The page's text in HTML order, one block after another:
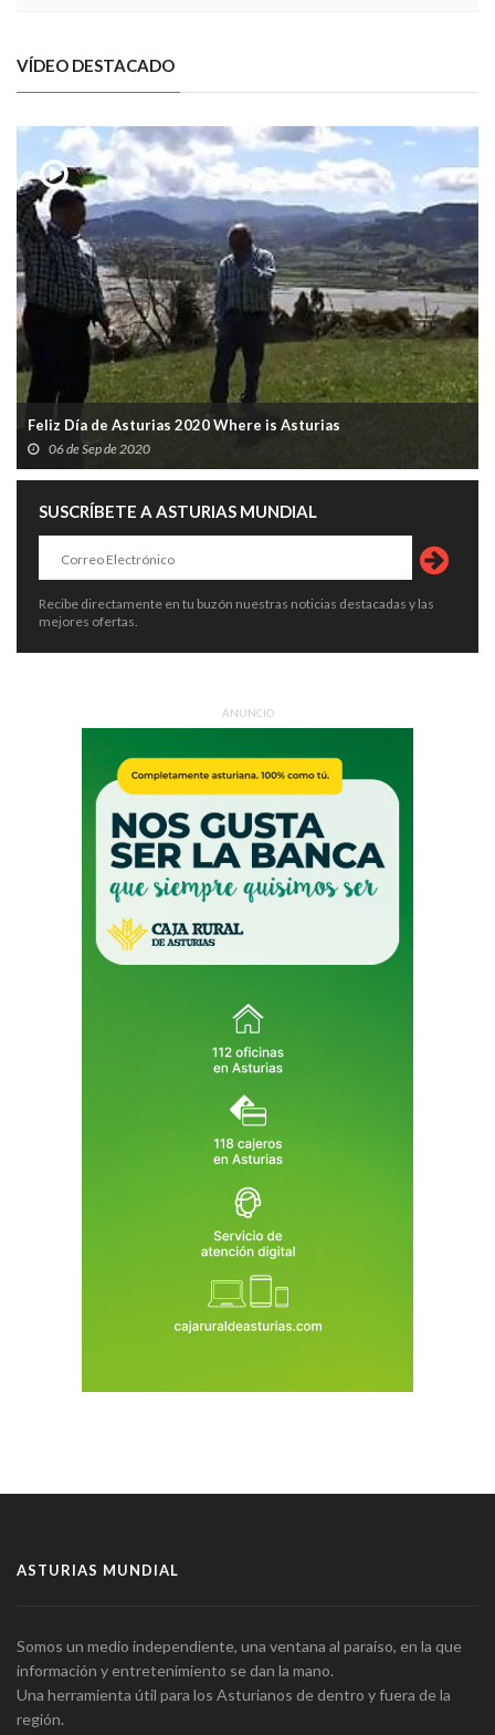
VÍDEO DESTACADO
Feliz Día de Asturias 2020 Where is Asturias
06 de Sep de 2020
SUSCRÍBETE A ASTURIAS MUNDIAL
Recibe directamente en tu buzón nuestras noticias destacadas y las
mejores ofertas.
ANUNCIO
ASTURIAS MUNDIAL
Somos un medio independiente, una ventana al paraíso, en la que
información y entretenimiento se dan la mano.
Una herramienta útil para los Asturianos de dentro y fuera de la
región.